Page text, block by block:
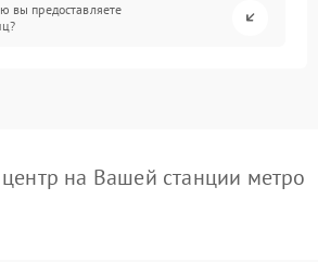
вы предоставляете
на Вашей станции метро